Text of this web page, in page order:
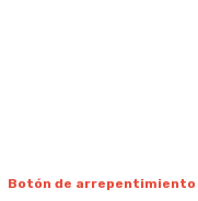
Botón de arrepentimiento